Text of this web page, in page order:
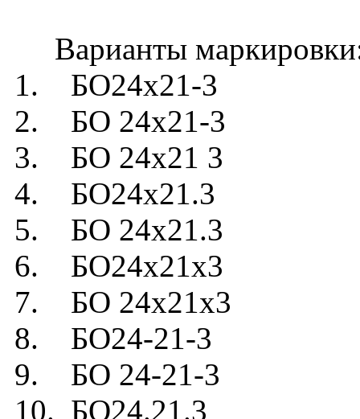
Варианты
1. БО24х21-3
2. БО 24х21-3
3. БО 24х21 3
4. БО24х21.3
5. БО 24х21.3
6. БО24х21х3
7. БО 24х21х3
8. БО24-21-3
9. БО 24-21-3
10. БО24.21.3